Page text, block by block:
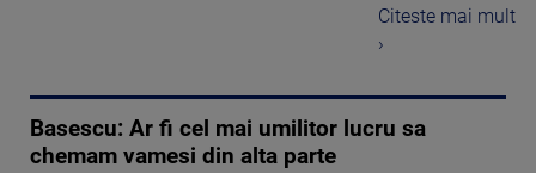
Citeste mai mult
›
Basescu: Ar fi cel mai umilitor lucru sa
chemam vamesi din alta parte